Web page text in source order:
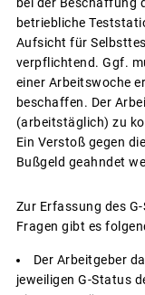
betriebliche
Aufsicht für
verpflichtend. Ggf.
einer Arbeitswoche
beschaffen. Der
(arbeitstäglich) zu
Ein Verstoß gegen
Bußgeld geahndet
Zur Erfassung des
Fragen gibt es
Der Arbeitgeber
jeweiligen G-Status